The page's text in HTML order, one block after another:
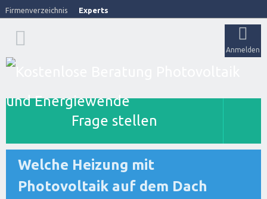
Firmenverzeichnis Experts
Anmelden
Frage stellen
Welche Heizung mit
Photovoltaik auf dem Dach